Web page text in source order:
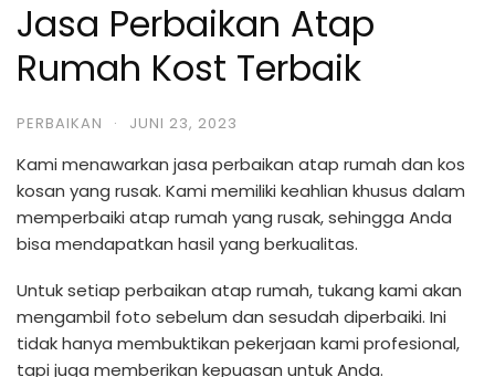
Jasa Perbaikan Atap
Rumah Kost Terbaik
PERBAIKAN · JUNI 23, 2023
Kami menawarkan jasa perbaikan atap rumah dan kos
kosan yang rusak. Kami memiliki keahlian khusus dalam
memperbaiki atap rumah yang rusak, sehingga Anda
bisa mendapatkan hasil yang berkualitas.
Untuk setiap perbaikan atap rumah, tukang kami akan
mengambil foto sebelum dan sesudah diperbaiki. Ini
tidak hanya membuktikan pekerjaan kami profesional,
tapi juga memberikan kepuasan untuk Anda.